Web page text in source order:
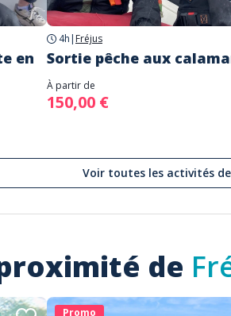
en
4h | Fréjus
Sortie pêche aux
À partir de
150,00 €
Voir toutes les activités
de
Promo